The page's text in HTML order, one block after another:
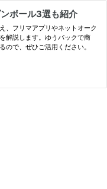
ボール3選も紹介
、フリマアプリやネットオーク
解説します。ゆうパックで商
ので、ぜひご活用ください。